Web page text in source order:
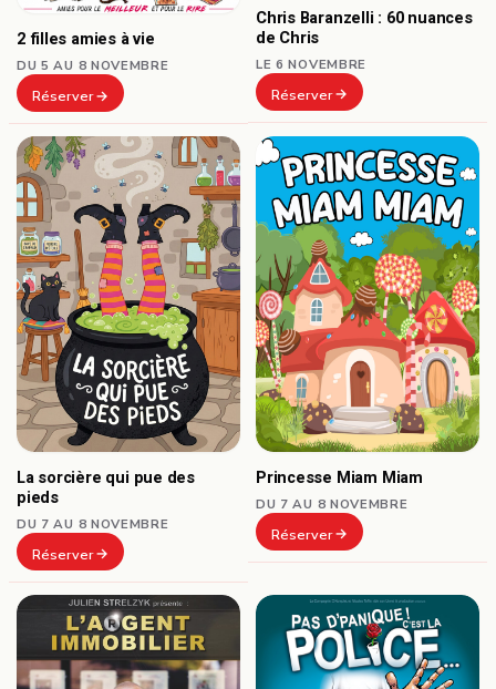
2 filles amies à vie
DU 5 AU 8 NOVEMBRE
Réserver
Chris Baranzelli : 60 nuances
de Chris
LE 6 NOVEMBRE
Réserver
La sorcière qui pue des
pieds
DU 7 AU 8 NOVEMBRE
Réserver
Princesse Miam Miam
DU 7 AU 8 NOVEMBRE
Réserver